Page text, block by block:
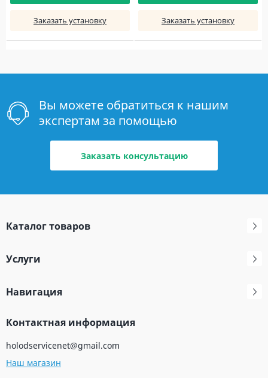
Заказать установку Заказать установку
Вы можете обратиться к нашим
экспертам за помощью
Заказать консультацию
Каталог товаров
Услуги
Навигация
Контактная информация
holodservicenet@gmail.com
Наш магазин